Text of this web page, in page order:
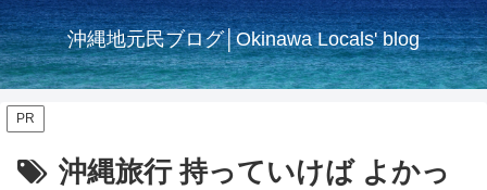
沖縄地元民ブログ│Okinawa Locals' blog
PR
沖縄旅行 持っていけば よかっ